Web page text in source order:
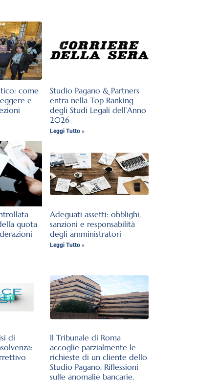
come
e
Studio Pagano & Partners
entra nella Top Ranking
degli Studi Legali dell’Anno
2026
Leggi Tutto »
quota
Adeguati assetti: obblighi,
sanzioni e responsabilità
degli amministratori
Leggi Tutto »
di
Il Tribunale di Roma
accoglie parzialmente le
richieste di un cliente dello
Studio Pagano. Riflessioni
sulle anomalie bancarie.